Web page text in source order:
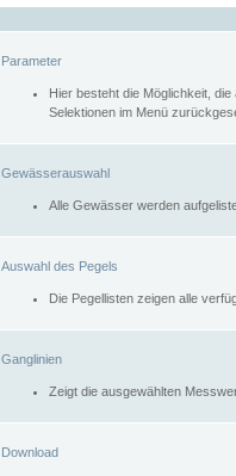
Parameter
Hier besteht die Möglichkeit,
Selektionen im Menü
Gewässerauswahl
Alle Gewässer werden
Auswahl des Pegels
Die Pegellisten zeigen alle
Ganglinien
Zeigt die ausgewählten
Download